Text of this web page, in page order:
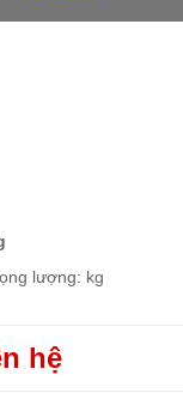
lượng: kg
hệ